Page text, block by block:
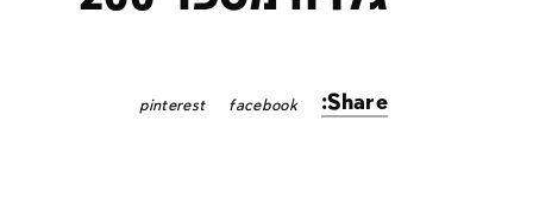
Share:
facebook
pinterest